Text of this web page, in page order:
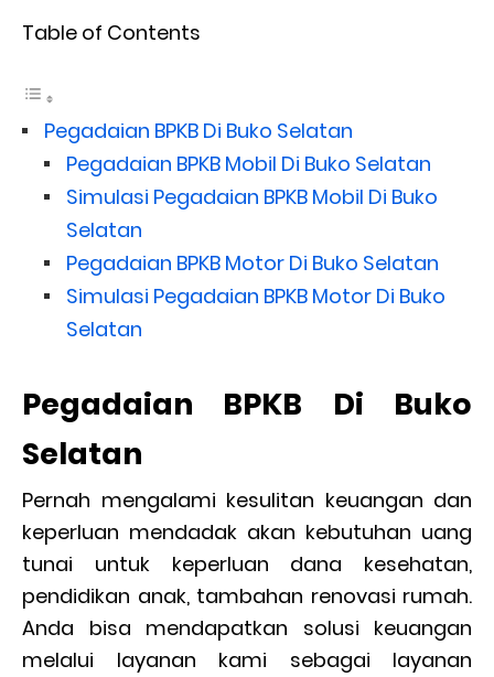
Table of Contents
Pegadaian BPKB Di Buko Selatan
Pegadaian BPKB Mobil Di Buko Selatan
Simulasi Pegadaian BPKB Mobil Di Buko
Selatan
Pegadaian BPKB Motor Di Buko Selatan
Simulasi Pegadaian BPKB Motor Di Buko
Selatan
Pegadaian BPKB Di Buko
Selatan
Pernah mengalami kesulitan keuangan dan
keperluan mendadak akan kebutuhan uang
tunai untuk keperluan dana kesehatan,
pendidikan anak, tambahan renovasi rumah.
Anda bisa mendapatkan solusi keuangan
melalui layanan kami sebagai layanan